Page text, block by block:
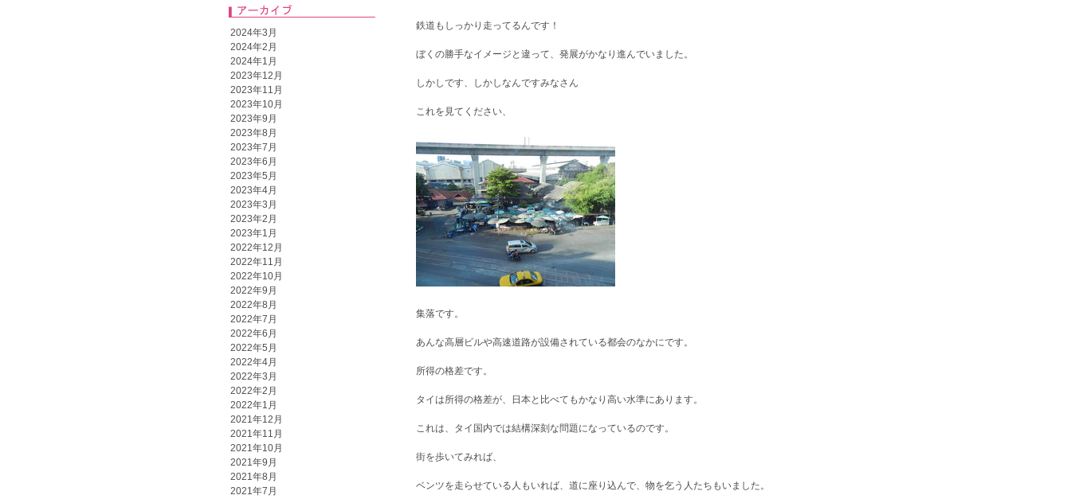
鉄道もしっかり走ってるんです！
ぼくの勝手なイメージと違って、発展がかなり進んでいました。
しかしです、しかしなんですみなさん
これを見てください、
集落です。
あんな高層ビルや高速道路が設備されている都会のなかにです。
所得の格差です。
タイは所得の格差が、日本と比べてもかなり高い水準にあります。
これは、タイ国内では結構深刻な問題になっているのです。
街を歩いてみれば、
ベンツを走らせている人もいれば、道に座り込んで、物を乞う人たちもいました。
2024年3月
2024年2月
2024年1月
2023年12月
2023年11月
2023年10月
2023年9月
2023年8月
2023年7月
2023年6月
2023年5月
2023年4月
2023年3月
2023年2月
2023年1月
2022年12月
2022年11月
2022年10月
2022年9月
2022年8月
2022年7月
2022年6月
2022年5月
2022年4月
2022年3月
2022年2月
2022年1月
2021年12月
2021年11月
2021年10月
2021年9月
2021年8月
2021年7月